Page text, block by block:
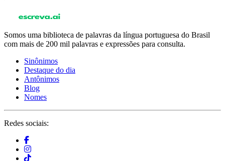
Somos uma biblioteca de palavras da língua portuguesa do Brasil
com mais de 200 mil palavras e expressões para consulta.
Sinônimos
Destaque do dia
Antônimos
Blog
Nomes
Redes sociais: